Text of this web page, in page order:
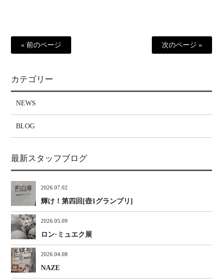
« 前のページ 次のページ »
カテゴリー
NEWS
BLOG
最新スタッフブログ
2026.07.02
輝け！第四回[壺1グランプリ]
2026.05.09
ロン·ミュエク展
2026.04.08
NAZE